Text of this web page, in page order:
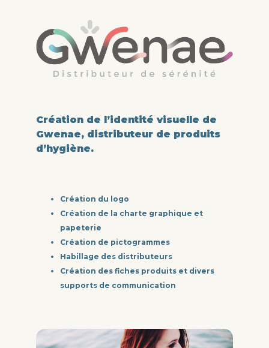
Création de l’identité visuelle de
Gwenae, distributeur de produits
d’hygiène.
Création du logo
Création de la charte graphique et
papeterie
Création de pictogrammes
Habillage des distributeurs
Création des fiches produits et divers
supports de communication